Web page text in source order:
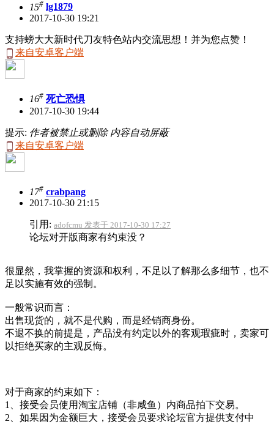
15# lg1879
2017-10-30 19:21
支持螃大大新时代刀友特色站内交流思想！并为您点赞！
来自安卓客户端
16# 死亡恐惧
2017-10-30 19:44
提示: 作者被禁止或删除 内容自动屏蔽
来自安卓客户端
17# crabpang
2017-10-30 21:15
引用: adofcmu 发表于 2017-10-30 17:27
论坛对开版商家有约束没？
很显然，我掌握的资源和权利，不足以了解那么多细节，也不
足以实施有效的强制。
一般常识而言：
出售现货的，就不是代购，而是经销商身份。
不退不换的前提是，产品没有约定以外的客观瑕疵时，卖家可
以拒绝买家的主观反悔。
对于商家的约束如下：
1
、接受会员使用淘宝店铺（非咸鱼）内商品拍下交易。
2 、如果因为金额巨大，接受会员要求论坛官方提供支付中